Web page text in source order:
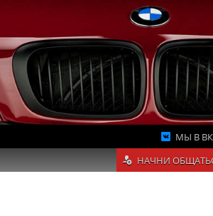
МЫ В ВК
НАЧНИ